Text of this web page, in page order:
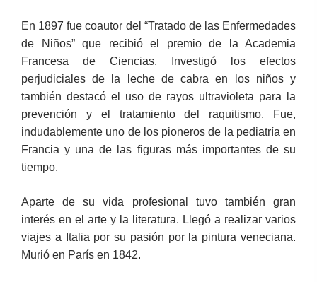
En 1897 fue coautor del “Tratado de las Enfermedades
de Niños” que recibió el premio de la Academia
Francesa de Ciencias. Investigó los efectos
perjudiciales de la leche de cabra en los niños y
también destacó el uso de rayos ultravioleta para la
prevención y el tratamiento del raquitismo. Fue,
indudablemente uno de los pioneros de la pediatría en
Francia y una de las figuras más importantes de su
tiempo.
Aparte de su vida profesional tuvo también gran
interés en el arte y la literatura. Llegó a realizar varios
viajes a Italia por su pasión por la pintura veneciana.
Murió en París en 1842.